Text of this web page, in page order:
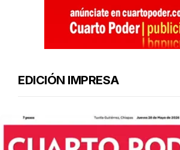
EDICIÓN IMPRESA